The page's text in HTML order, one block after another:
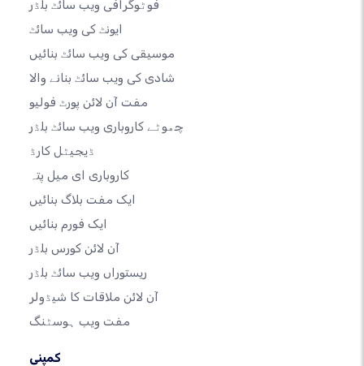
فوٹوگرافی ویب سائٹ بلڈر
ایونٹ کی ویب سائٹ
موسیقی کی ویب سائٹ بنائیں
شادی کی ویب سائٹ بنانے والا
مفت آن لائن پورٹ فولیو
چھوٹے کاروباری ویب سائٹ بلڈر
ڈیجیٹل کارڈ
کاروباری ای میل پتہ
ایک مفت بلاگ بنائیں
ایک فورم بنائیں
آن لائن کورس بلڈر
ریستوراں ویب سائٹ بلڈر
آن لائن ملاقات کا شیڈولر
مفت ویب ہوسٹنگ
کمپنی